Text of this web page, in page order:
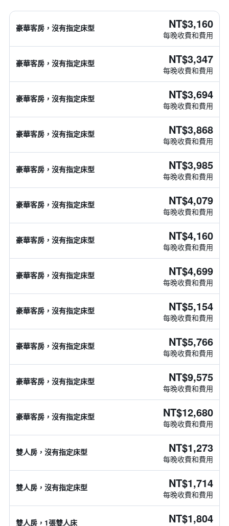
豪華客房，沒有指定床型 NT$3,160
每晚收費和費用
豪華客房，沒有指定床型 NT$3,347
每晚收費和費用
豪華客房，沒有指定床型 NT$3,694
每晚收費和費用
豪華客房，沒有指定床型 NT$3,868
每晚收費和費用
豪華客房，沒有指定床型 NT$3,985
每晚收費和費用
豪華客房，沒有指定床型 NT$4,079
每晚收費和費用
豪華客房，沒有指定床型 NT$4,160
每晚收費和費用
豪華客房，沒有指定床型 NT$4,699
每晚收費和費用
豪華客房，沒有指定床型 NT$5,154
每晚收費和費用
豪華客房，沒有指定床型 NT$5,766
每晚收費和費用
豪華客房，沒有指定床型 NT$9,575
每晚收費和費用
豪華客房，沒有指定床型 NT$12,680
每晚收費和費用
雙人房，沒有指定床型 NT$1,273
每晚收費和費用
雙人房，沒有指定床型 NT$1,714
每晚收費和費用
雙人房，1張雙人床 NT$1,804